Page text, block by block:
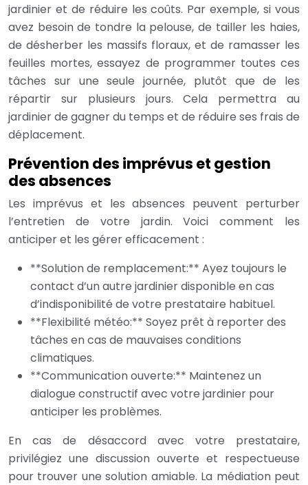
jardinier et de réduire les coûts. Par exemple, si vous
avez besoin de tondre la pelouse, de tailler les haies,
de désherber les massifs floraux, et de ramasser les
feuilles mortes, essayez de programmer toutes ces
tâches sur une seule journée, plutôt que de les
répartir sur plusieurs jours. Cela permettra au
jardinier de gagner du temps et de réduire ses frais de
déplacement.
Prévention des imprévus et gestion
des absences
Les imprévus et les absences peuvent perturber
l’entretien de votre jardin. Voici comment les
anticiper et les gérer efficacement :
**Solution de remplacement:** Ayez toujours le
contact d’un autre jardinier disponible en cas
d’indisponibilité de votre prestataire habituel.
**Flexibilité météo:** Soyez prêt à reporter des
tâches en cas de mauvaises conditions
climatiques.
**Communication ouverte:** Maintenez un
dialogue constructif avec votre jardinier pour
anticiper les problèmes.
En cas de désaccord avec votre prestataire,
privilégiez une discussion ouverte et respectueuse
pour trouver une solution amiable. La médiation peut